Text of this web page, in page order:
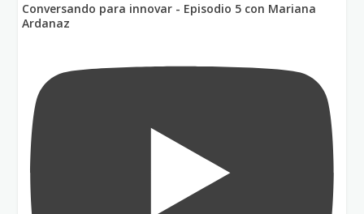
Conversando para innovar - Episodio 5 con Mariana
Ardanaz